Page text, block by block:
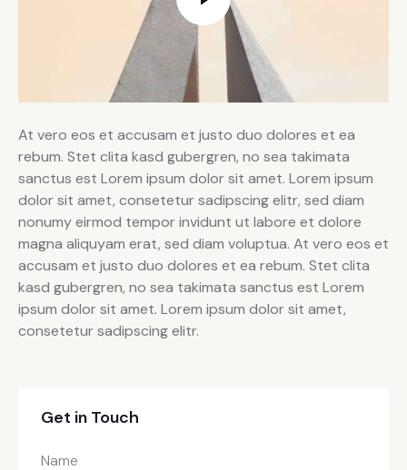
At vero eos et accusam et justo duo dolores et ea
rebum. Stet clita kasd gubergren, no sea takimata
sanctus est Lorem ipsum dolor sit amet. Lorem ipsum
dolor sit amet, consetetur sadipscing elitr, sed diam
nonumy eirmod tempor invidunt ut labore et dolore
magna aliquyam erat, sed diam voluptua. At vero eos et
accusam et justo duo dolores et ea rebum. Stet clita
kasd gubergren, no sea takimata sanctus est Lorem
ipsum dolor sit amet. Lorem ipsum dolor sit amet,
consetetur sadipscing elitr.
Get in Touch